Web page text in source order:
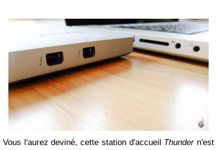
Vous l'aurez deviné, cette station d'accueil Thundern'est